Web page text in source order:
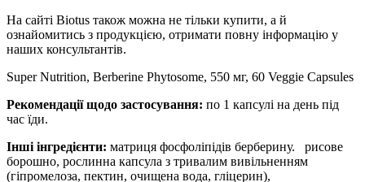
На сайті Biotus також можна не тільки купити, а й
ознайомитись з продукцією, отримати повну інформацію у
наших консультантів.
Super Nutrition, Berberine Phytosome, 550 мг, 60 Veggie Capsules
Рекомендації щодо застосування: по 1 капсулі на день під
час їди.
Інші інгредієнти: матриця фосфоліпідів берберину.
рисове
борошно, рослинна капсула з тривалим вивільненням
(гіпромелоза, пектин, очищена вода, гліцерин),